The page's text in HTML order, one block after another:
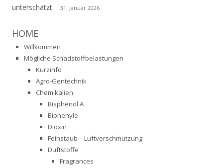
unterschätzt
31. Januar 2026
HOME
Willkommen
Mögliche Schadstoffbelastungen
Kurzinfo
Agro-Gentechnik
Chemikalien
Bisphenol A
Biphenyle
Dioxin
Feinstaub – Luftverschmutzung
Duftstoffe
Fragrances